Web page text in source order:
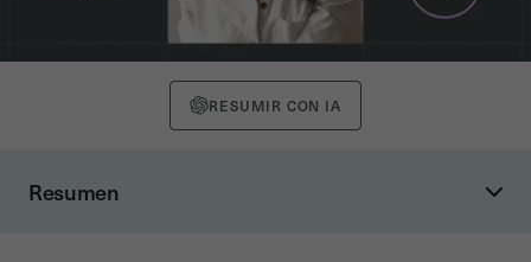
RESUMIR CON IA
Resumen